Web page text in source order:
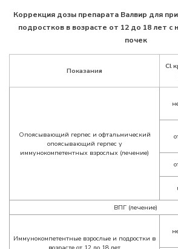
Коррекция дозы препарата Валвир для
подростков в возрасте от 12 до 18 лет с
почек
Показания
Cl
Опоясывающий герпес и офтальмический
опоясывающий герпес у
иммунокомпетентных взрослых (лечение)
ВПГ (лечение)
Иммунокомпетентные взрослые и подростки в